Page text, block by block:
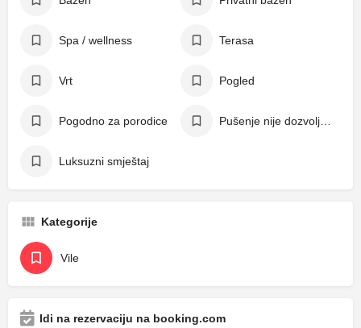
Spa / wellness Terasa
Vrt Pogled
Pogodno za porodice
Luksuzni smještaj
Kategorije
Vile
Idi na rezervaciju na booking.com